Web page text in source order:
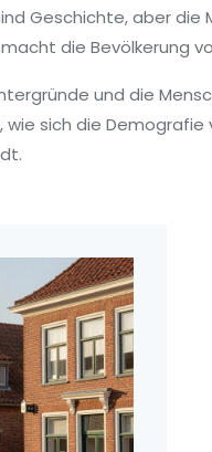
Geschichte, aber
die Bevölkerung
und die
sich die